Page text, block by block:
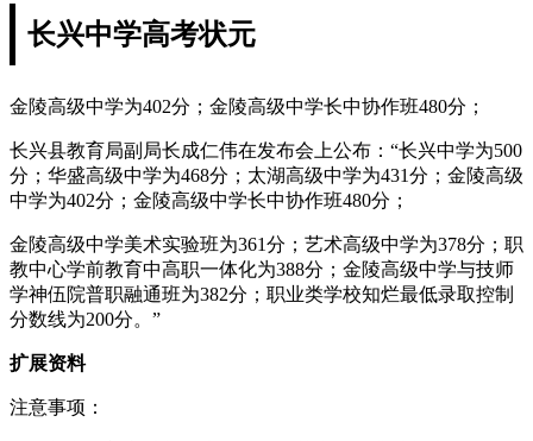
长兴中学高考状元
金陵高级中学为402分；金陵高级中学长中协作班480分；
长兴县教育局副局长成仁伟在发布会上公布：“长兴中学为500
分；华盛高级中学为468分；太湖高级中学为431分；金陵高级
中学为402分；金陵高级中学长中协作班480分；
金陵高级中学美术实验班为361分；艺术高级中学为378分；职
教中心学前教育中高职一体化为388分；金陵高级中学与技师
学神伍院普职融通班为382分；职业类学校知烂最低录取控制
分数线为200分。”
扩展资料
注意事项：